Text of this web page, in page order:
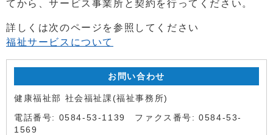
てから、サービス事業所と契約を行ってください。
詳しくは次のページを参照してください
福祉サービスについて
お問い合わせ
健康福祉部 社会福祉課(福祉事務所)
電話番号: 0584-53-1139 ファクス番号: 0584-53-
1569